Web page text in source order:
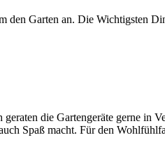
den Garten an. Die Wichtigsten
die Gartengeräte gerne in
Spaß macht. Für den